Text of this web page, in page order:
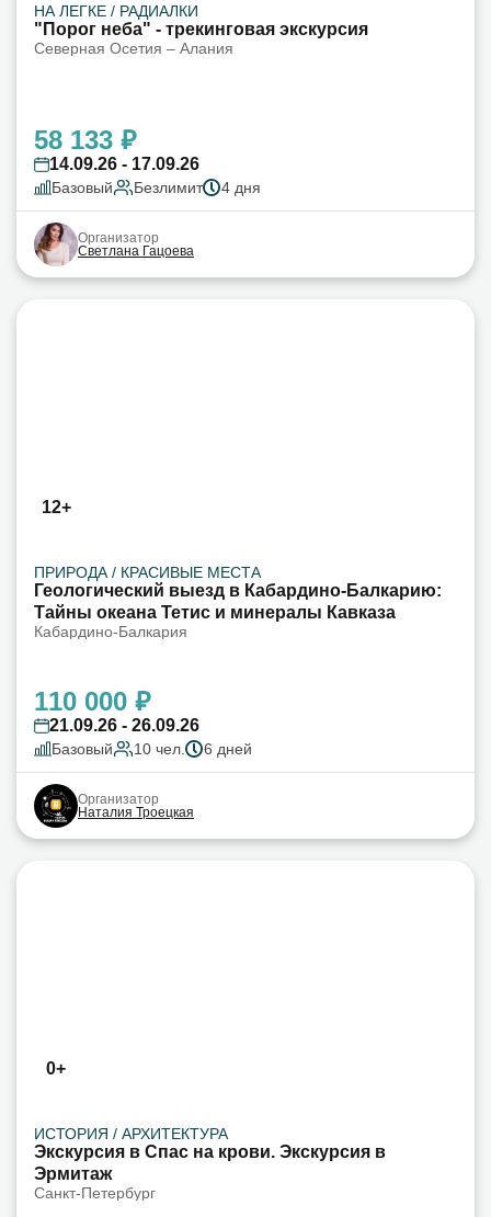
НА ЛЕГКЕ / РАДИАЛКИ
"Порог неба" - трекинговая экскурсия
Северная Осетия – Алания
58 133 ₽
14.09.26 - 17.09.26
Базовый Безлимит 4 дня
Организатор
Светлана Гацоева
12+
ПРИРОДА / КРАСИВЫЕ МЕСТА
Геологический выезд в Кабардино-Балкарию:
Тайны океана Тетис и минералы Кавказа
Кабардино-Балкария
110 000 ₽
21.09.26 - 26.09.26
Базовый 10 чел. 6 дней
Организатор
Наталия Троецкая
0+
ИСТОРИЯ / АРХИТЕКТУРА
Экскурсия в Спас на крови. Экскурсия в
Эрмитаж
Санкт-Петербург